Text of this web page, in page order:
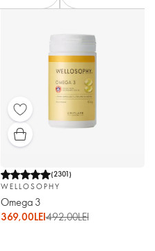
(2301)
WELLOSOPHY
Omega 3
369,00LEI492,00LEI